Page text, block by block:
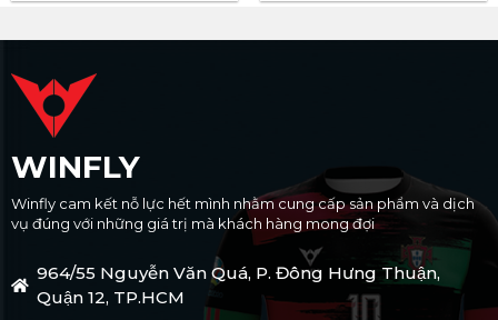
WINFLY
Winfly cam kết nỗ lực hết mình nhằm cung cấp sản phẩm và dịch
vụ đúng với những giá trị mà khách hàng mong đợi
964/55 Nguyễn Văn Quá, P. Đông Hưng Thuận,
Quận 12, TP.HCM